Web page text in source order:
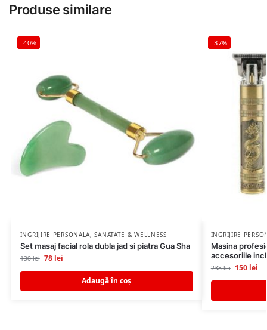
Produse similare
-40%
INGRIJIRE PERSONALA,SANATATE & WELLNESS
Set masaj facial rola dubla jad si piatra Gua Sha
130lei 78 lei
Adaugă în coș
-37%
INGRIJIRE
Masina
accesoriile
238lei 150 lei